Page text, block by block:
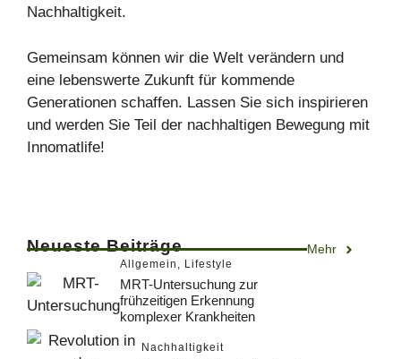
Nachhaltigkeit.
Gemeinsam können wir die Welt verändern und
eine lebenswerte Zukunft für kommende
Generationen schaffen. Lassen Sie sich inspirieren
und werden Sie Teil der nachhaltigen Bewegung mit
Innomatlife!
Neueste Beiträge Mehr
Allgemein , Lifestyle
MRT-Untersuchung zur
frühzeitigen Erkennung
komplexer Krankheiten
Nachhaltigkeit